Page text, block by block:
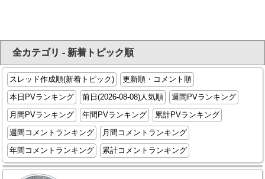
全カテゴリ - 新着トピック順
スレッド作成順(新着トピック)
更新順・コメント順
本日PVランキング
前日(2026-08-08)人気順
週間PVランキング
月間PVランキング
年間PVランキング
累計PVランキング
週間コメントランキング
月間コメントランキング
年間コメントランキング
累計コメントランキング